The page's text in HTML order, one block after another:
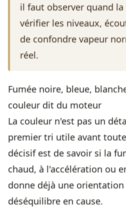
il faut observer quand
vérifier les niveaux,
de confondre vapeur
réel.
Fumée noire, bleue,
couleur dit du moteur
La couleur n'est pas un
premier tri utile avant
décisif est de savoir si la
chaud, à l'accélération ou
donne déjà une
déséquilibre en cause.